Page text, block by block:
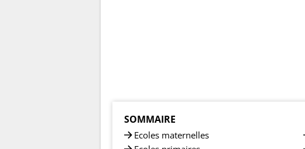
SOMMAIRE
Ecoles maternelles